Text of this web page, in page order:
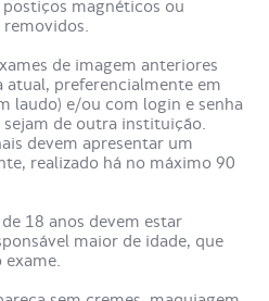
da bacia serve para
ou lesões na região da
eficaz para a
fraturas, tumores, infecções
disso, pode auxiliar na
o exame de
magnéticos ou
de imagem anteriores
atual, preferencialmente em
laudo) e/ou com login e senha
de outra instituição.
devem apresentar um
realizado há no máximo 90
18 anos devem estar
maior de idade, que